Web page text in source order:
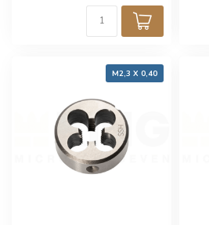
M2,3 X 0,40